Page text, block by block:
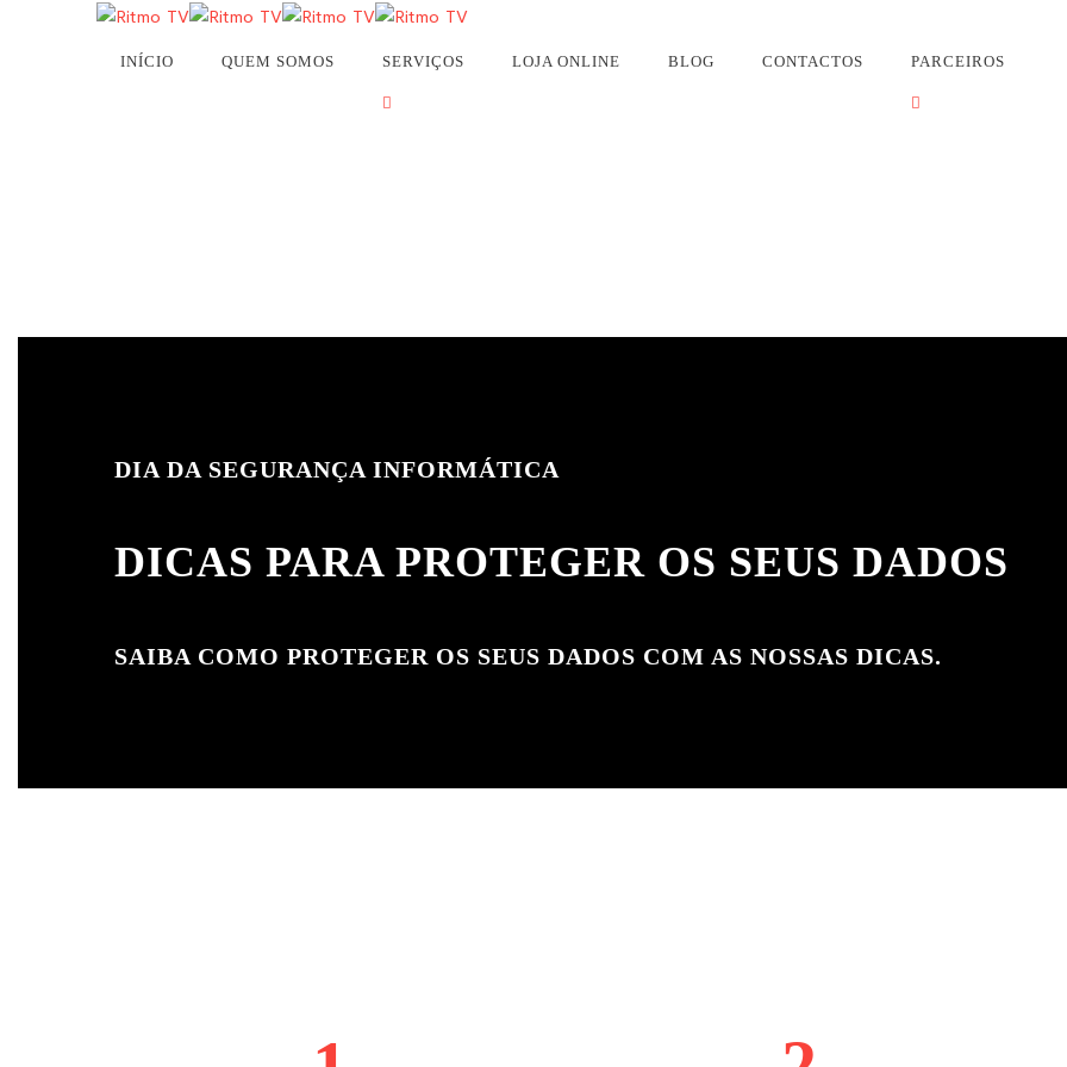
ALERTA: Streaming Ritmo TV (anteriormente TV Express) no Brasil não tem ligação
INÍCIO QUEM SOMOS SERVIÇOS LOJA ONLINE BLOG CONTACTOS PARCEIROS
DIA DA SEGURANÇA INFORMÁTICA
DICAS PARA PROTEGER OS SEUS DADOS
SAIBA COMO PROTEGER OS SEUS DADOS COM AS NOSSAS DICAS.